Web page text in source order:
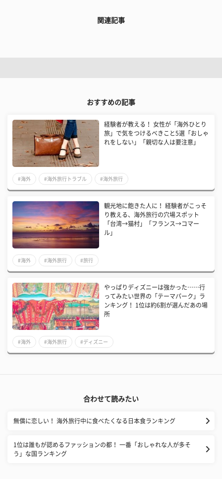
関連記事
おすすめの記事
経験者が教える！ 女性が「海外ひとり
旅」で気をつけるべきこと5選「おしゃ
れをしない」「親切な人は要注意」
#海外 #海外旅行トラブル #海外旅行
観光地に飽きた人に！ 経験者がこっそ
り教える、海外旅行の穴場スポット
「台湾→猫村」「フランス→コマー
ル」
#海外 #海外旅行 #旅行
​やっぱりディズニーは強かった……行
ってみたい世界の「テーマパーク」ラ
ンキング！ 1位は約6割が選んだあの場
所
#海外 #海外旅行 #ディズニー
合わせて読みたい
​無償に恋しい！ 海外旅行中に食べたくなる日本食ランキング
​1位は誰もが認めるファッションの都！ 一番「おしゃれな人が多そ
う」な国ランキング